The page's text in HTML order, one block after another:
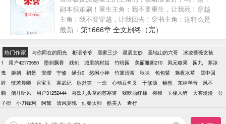
事，她干了个遍。 在公司考虑要辞退她的时候……笑
死，根本辞不了！ 花雾：我决定在这里辛勤工作，退
休养老。 公司：不，不需要！
副本很难刷！重生主角：我不要重生，让我死！穿越
主角：我不要穿越，让我回去！穿书主角：这特么是
地狱模式的吗？反派都能上天了！说好的垫脚石呢？
导演，我怀疑我拿了假剧本！黑化主角：老子不干
了！ヽ(#`Д?)ノ明殊：下一个。某男：施主修仙吗？七
十二式修仙姿势随便挑，送货上门。明殊：……滚！#
副本模式：普通、困难、地狱、明殊##宿主一言不合
就自尽开屠杀# 各位书友要是觉得《快穿系统：反派还
不错的话请不要忘记向您>
最新： 第1666章 全文剧终（完）
热门作家 与你同在的阳光 彬语爷爷 唐家三少 星辰玄妙 圣地山的六哥
冰凌蔷薇女孩
1
用户42173650 墨剑飘香 残剑 城里的村姑 竹晴园 美丽雅阁210 凤元糖果 园九
寒冰
曳
姬朔 初景 安缨 宁修 缘分0 悠闲小神 竹篱清茶 秋味 包包紫 魅夜水草
雪中回
眸
恍若晨曦 月宝玉 寒武记 歌舒笑 一念 心动豆鱼叉 于修源 畅然 东林琴音
凤不
羁
侧耳听风 用户31252444 喜欢九头草的苏寒道 我吃西红柿 柳檀 玉楼人醉 大雾漫漫
公
子衍
小刀锋利 阿黧 清风莫晚 仙秦太师 酷美人 希行